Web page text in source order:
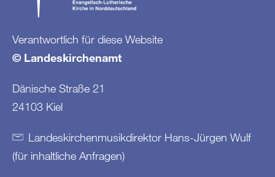
Verantwortlich für diese Website
© Landeskirchenamt
Dänische Straße 21
24103 Kiel
Landeskirchenmusikdirektor Hans-Jürgen Wulf
(für inhaltliche Anfragen)